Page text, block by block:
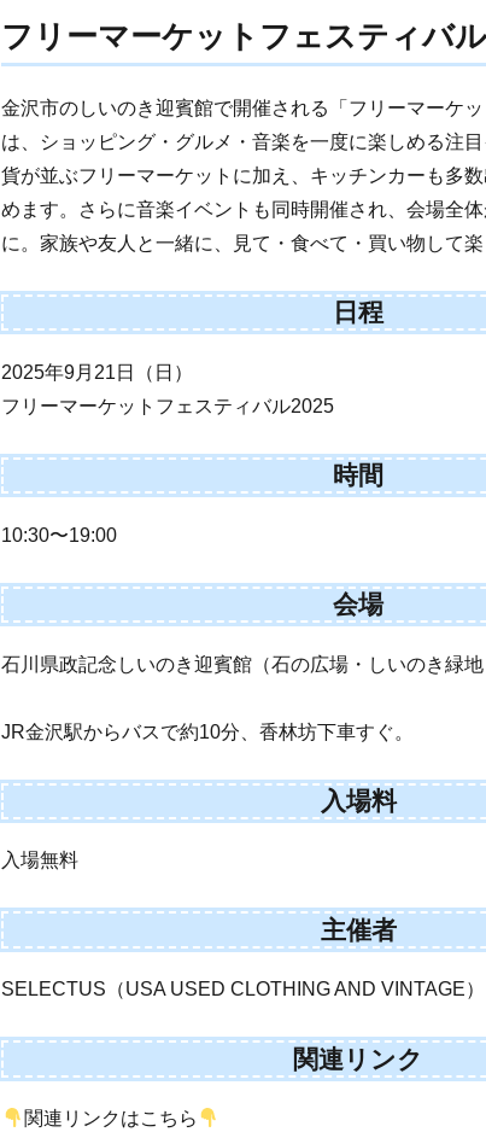
フリーマーケットフェスティバ
金沢市のしいのき迎賓館で開催される「フリーマーケ
は、ショッピング・グルメ・音楽を一度に楽しめる注
貨が並ぶフリーマーケットに加え、キッチンカーも多
めます。さらに音楽イベントも同時開催され、会場全
に。家族や友人と一緒に、見て・食べて・買い物して
日程
2025年9月21日（日）
フリーマーケットフェスティバル2025
時間
10:30〜19:00
会場
石川県政記念しいのき迎賓館（石の広場・しいのき緑
JR金沢駅からバスで約10分、香林坊下車すぐ。
入場料
入場無料
主催者
SELECTUS（USA USED CLOTHING AND VINTAGE）
関連リンク
関連リンクはこちら